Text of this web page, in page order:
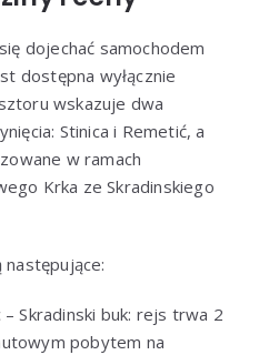
dojechać samochodem
dostępna wyłącznie
wskazuje dwa
Stinica i Remetić, a
w ramach
Krka ze Skradinskiego
– Skradinski buk: rejs trwa 2
pobytem na